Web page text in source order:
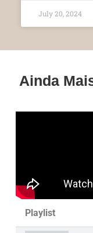
July 20, 2024
Ainda
Playlist